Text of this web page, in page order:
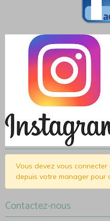
Vous devez vous
depuis votre manager pour
Contactez-nous